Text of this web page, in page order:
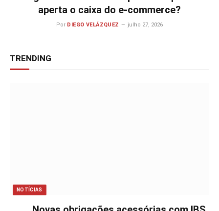
aperta o caixa do e-commerce?
Por DIEGO VELÁZQUEZ julho 27, 2026
TRENDING
NOTÍCIAS